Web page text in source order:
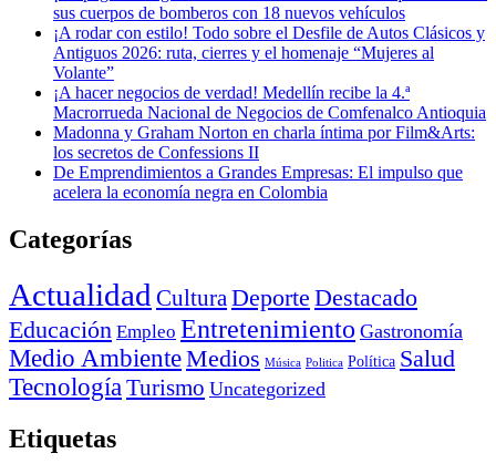
sus cuerpos de bomberos con 18 nuevos vehículos
¡A rodar con estilo! Todo sobre el Desfile de Autos Clásicos y
Antiguos 2026: ruta, cierres y el homenaje “Mujeres al
Volante”
¡A hacer negocios de verdad! Medellín recibe la 4.ª
Macrorrueda Nacional de Negocios de Comfenalco Antioquia
Madonna y Graham Norton en charla íntima por Film&Arts:
los secretos de Confessions II
De Emprendimientos a Grandes Empresas: El impulso que
acelera la economía negra en Colombia
Categorías
Actualidad Cultura Deporte Destacado
Educación Empleo Entretenimiento Gastronomía
Medio AmbienteMedios Música Politica Política Salud
Tecnología Turismo Uncategorized
Etiquetas